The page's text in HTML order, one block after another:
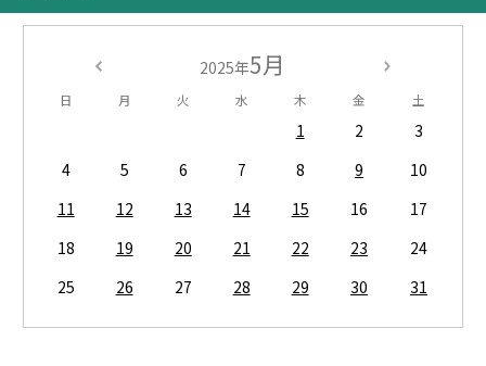
2025年5月
日 月 火 水 木 金 土
1 2
3
4
5 6 7 8 9
10
11
12 13 14 15 16
17
18
19 20 21 22 23
24
25
26 27 28 29 30 31